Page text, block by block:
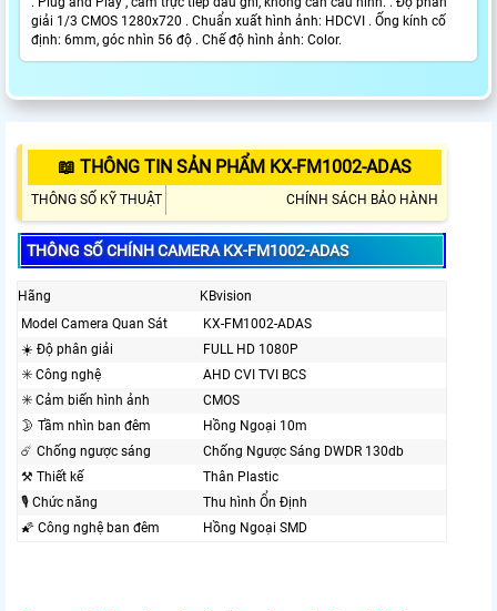
giải 1/3 CMOS 1280x720 . Chuẩn xuất hình ảnh: HDCVI . Ống kính cố
định: 6mm, góc nhìn 56 độ . Chế độ hình ảnh: Color.
📖 THÔNG TIN SẢN PHẨM KX-FM1002-ADAS
THÔNG SỐ KỸ THUẬT CHÍNH SÁCH BẢO HÀNH
THÔNG SỐ CHÍNH CAMERA KX-FM1002-ADAS
Hãng
KBvision
Model Camera Quan Sát
KX-FM1002-ADAS
☀️ Độ phân giải
FULL HD 1080P
✳️ Công nghệ
AHD CVI TVI BCS
✳️ Cảm biến hình ảnh
CMOS
🌛 Tầm nhìn ban đêm
Hồng Ngoại 10m
☄️ Chống ngược sáng
Chống Ngược Sáng DWDR 130db
⚒ Thiết kế
Thân Plastic
🎙 Chức năng
Thu hình Ổn Định
🌠 Công nghệ ban đêm
Hồng Ngoại SMD